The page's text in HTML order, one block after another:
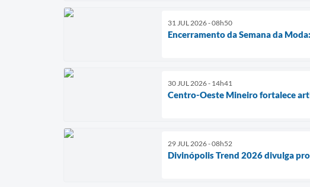
31 JUL 2026 - 08h50
Encerramento da Semana da
30 JUL 2026 - 14h41
Centro-Oeste Mineiro fortalece
29 JUL 2026 - 08h52
Divinópolis Trend 2026 divulga